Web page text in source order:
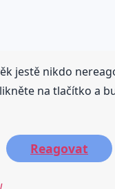
jestě nikdo
na tlačítko a
Reagovat